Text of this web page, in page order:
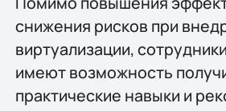
снижения рисков при
виртуализации,
имеют возможность
практические навыки и